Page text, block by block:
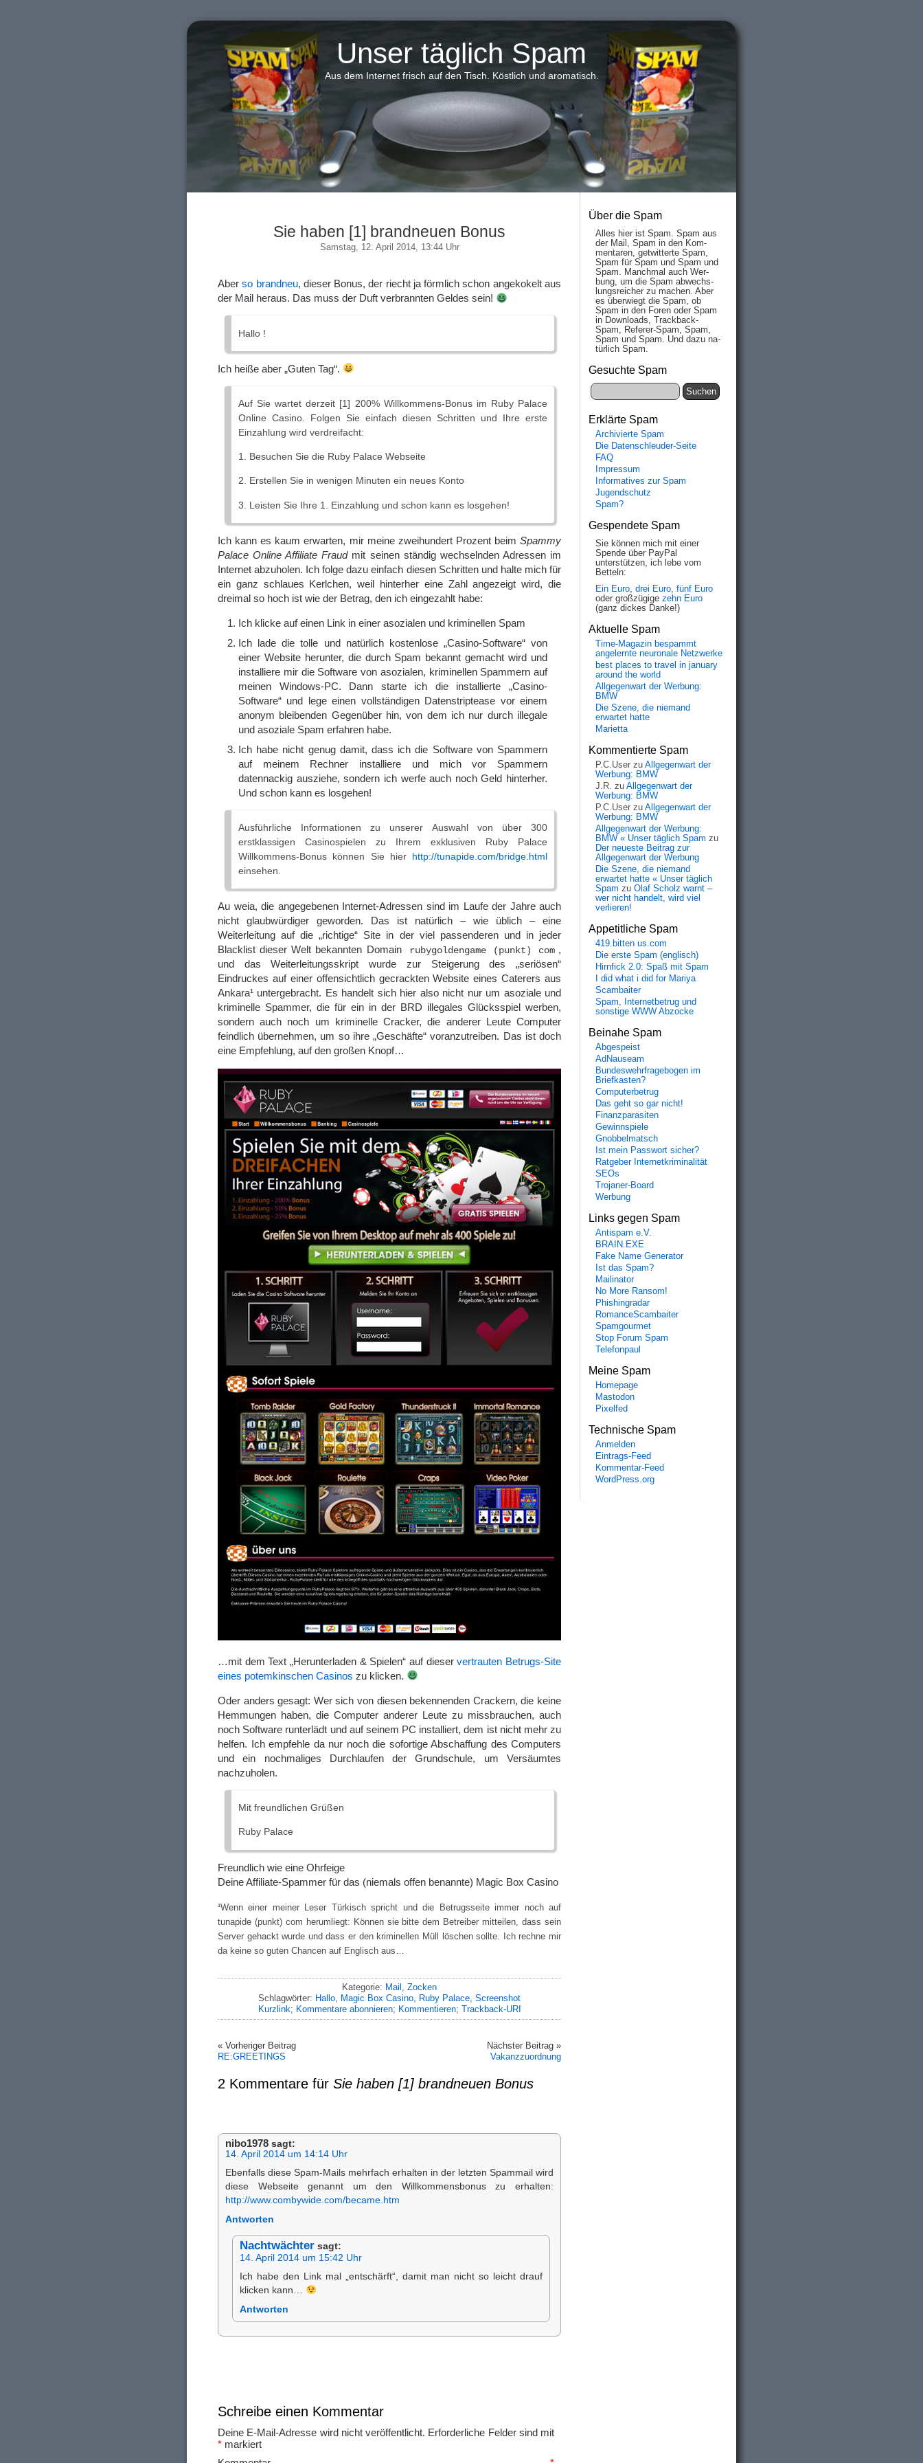
Unser täglich Spam
Aus dem Internet frisch auf den Tisch. Köstlich und aromatisch.
Sie haben [1] brandneuen Bonus
Samstag, 12. April 2014, 13:44 Uhr
Aberso brandneu, dieser Bonus, der riecht ja förmlich schon angekokelt aus
der Mail heraus. Das muss der Duft verbrannten Geldes sein!
Hallo !
Ich heiße aber „Guten Tag“.
Auf Sie wartet derzeit [1] 200% Willkommens-Bonus im Ruby Palace
Online Casino. Folgen Sie einfach diesen Schritten und Ihre erste
Einzahlung wird verdreifacht:
1. Besuchen Sie die Ruby Palace Webseite
2. Erstellen Sie in wenigen Minuten ein neues Konto
3. Leisten Sie Ihre 1. Einzahlung und schon kann es losgehen!
Ich kann es kaum erwarten, mir meine zweihundert Prozent beim Spammy
Palace Online Affiliate Fraudmit seinen ständig wechselnden Adressen im
Internet abzuholen. Ich folge dazu einfach diesen Schritten und halte mich für
ein ganz schlaues Kerlchen, weil hinterher eine Zahl angezeigt wird, die
dreimal so hoch ist wie der Betrag, den ich eingezahlt habe:
Ich klicke auf einen Link in einer asozialen und kriminellen Spam
Ich lade die tolle und natürlich kostenlose „Casino-Software“ von
einer Website herunter, die durch Spam bekannt gemacht wird und
installiere mir die Software von asozialen, kriminellen Spammern auf
meinen Windows-PC. Dann starte ich die installierte „Casino-
Software“ und lege einen vollständigen Datenstriptease vor einem
anonym bleibenden Gegenüber hin, von dem ich nur durch illegale
und asoziale Spam erfahren habe.
Ich habe nicht genug damit, dass ich die Software von Spammern
auf meinem Rechner installiere und mich vor Spammern
datennackig ausziehe, sondern ich werfe auch noch Geld hinterher.
Und schon kann es losgehen!
Ausführliche Informationen zu unserer Auswahl von über 300
erstklassigen Casinospielen zu Ihrem exklusiven Ruby Palace
Willkommens-Bonus können Sie hier http://tunapide.com/bridge.html
einsehen.
Au weia, die angegebenen Internet-Adressen sind im Laufe der Jahre auch
nicht glaubwürdiger geworden. Das ist natürlich – wie üblich – eine
Weiterleitung auf die „richtige“ Site in der viel passenderen und in jeder
Blacklist dieser Welt bekannten Domain
rubygoldengame (punkt) com ,
und das Weiterleitungsskript wurde zur Steigerung des „seriösen“
Eindruckes auf einer offensichtlich gecrackten Website eines Caterers aus
Ankara¹ untergebracht. Es handelt sich hier also nicht nur um asoziale und
kriminelle Spammer, die für ein in der BRD illegales Glücksspiel werben,
sondern auch noch um kriminelle Cracker, die anderer Leute Computer
feindlich übernehmen, um so ihre „Geschäfte“ voranzutreiben. Das ist doch
eine Empfehlung, auf den großen Knopf…
…mit dem Text „Herunterladen & Spielen“ auf dieservertrauten Betrugs-Site
eines potemkinschen Casinos zu klicken.
Oder anders gesagt: Wer sich von diesen bekennenden Crackern, die keine
Hemmungen haben, die Computer anderer Leute zu missbrauchen, auch
noch Software runterlädt und auf seinem PC installiert, dem ist nicht mehr zu
helfen. Ich empfehle da nur noch die sofortige Abschaffung des Computers
und ein nochmaliges Durchlaufen der Grundschule, um Versäumtes
nachzuholen.
Mit freundlichen Grüßen
Ruby Palace
Freundlich wie eine Ohrfeige
Deine Affiliate-Spammer für das (niemals offen benannte) Magic Box Casino
¹Wenn einer meiner Leser Türkisch spricht und die Betrugsseite immer noch auf
tunapide (punkt) com herumliegt: Können sie bitte dem Betreiber mitteilen, dass sein
Server gehackt wurde und dass er den kriminellen Müll löschen sollte. Ich rechne mir
da keine so guten Chancen auf Englisch aus…
Kategorie: Mail
Zocken
Schlagwörter: Hallo Magic Box Casino Ruby Palace Screenshot
Kurzlink; Kommentare abonnieren; Kommentieren; Trackback-URI
« Vorheriger Beitrag
RE:GREETINGS
Nächster Beitrag »
Vakanzzuordnung
2 Kommentare für Sie haben [1] brandneuen Bonus
nibo1978 sagt:
14. April 2014 um 14:14 Uhr
Ebenfalls diese Spam-Mails mehrfach erhalten in der letzten Spammail wird
diese Webseite genannt um den Willkommensbonus zu erhalten:
http://www.combywide.com/became.htm
Antworten
Nachtwächter sagt:
14. April 2014 um 15:42 Uhr
Ich habe den Link mal „entschärft“, damit man nicht so leicht drauf
klicken kann…
Antworten
Schreibe einen Kommentar
Deine E-Mail-Adresse wird nicht veröffentlicht. Erforderliche Felder sind mit
* markiert
Über die Spam
Alles hier ist Spam. Spam aus
der Mail, Spam in den Kom­
men­taren, ge­twit­ter­te Spam,
Spam für Spam und Spam und
Spam. Manch­mal auch Wer­
bung, um die Spam ab­wechs­
lungs­reich­er zu mach­en. Aber
es über­wiegt die Spam, ob
Spam in den Fo­ren oder Spam
in Down­loads, Track­back-
Spam, Re­fe­rer-Spam, Spam,
Spam und Spam. Und da­zu na­
tür­lich Spam.
Gesuchte Spam
Erklärte Spam
Archivierte Spam
Die Datenschleuder-Seite
FAQ
Impressum
Informatives zur Spam
Jugendschutz
Spam?
Gespendete Spam
Sie können mich mit einer
Spende über PayPal
unterstützen, ich lebe vom
Betteln:
Ein Euro, drei Euro, fünf Euro
oder großzügige zehn Euro
(ganz dickes Danke!)
Aktuelle Spam
Time-Magazin bespammt
angelernte neuronale Netzwerke
best places to travel in january
around the world
Allgegenwart der Werbung:
BMW
Die Szene, die niemand
erwartet hatte
Marietta
Kommentierte Spam
P.C.User zu Allgegenwart der
Werbung: BMW
J.R. zu Allgegenwart der
Werbung: BMW
P.C.User zu Allgegenwart der
Werbung: BMW
Allgegenwart der Werbung:
BMW « Unser täglich Spam zu
Der neueste Beitrag zur
Allgegenwart der Werbung
Die Szene, die niemand
erwartet hatte « Unser täglich
Spam zu Olaf Scholz warnt –
wer nicht handelt, wird viel
verlieren!
Appetitliche Spam
419.bitten us.com
Die erste Spam (englisch)
Hirnfick 2.0: Spaß mit Spam
I did what i did for Mariya
Scambaiter
Spam, Internetbetrug und
sonstige WWW Abzocke
Beinahe Spam
Abgespeist
AdNauseam
Bundeswehrfragebogen im
Briefkasten?
Computerbetrug
Das geht so gar nicht!
Finanzparasiten
Gewinnspiele
Gnobbelmatsch
Ist mein Passwort sicher?
Ratgeber Internetkriminalität
SEOs
Trojaner-Board
Werbung
Links gegen Spam
Antispam e.V.
BRAIN.EXE
Fake Name Generator
Ist das Spam?
Mailinator
No More Ransom!
Phishingradar
RomanceScambaiter
Spamgourmet
Stop Forum Spam
Telefonpaul
Meine Spam
Homepage
Mastodon
Pixelfed
Technische Spam
Anmelden
Eintrags-Feed
Kommentar-Feed
WordPress.org